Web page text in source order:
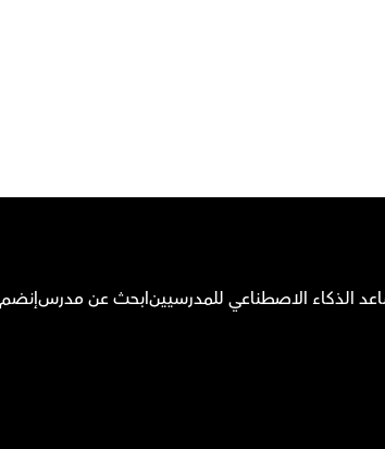
قم بتحميل
الذكاء الاصطناعي للمدرسيينابحث عن مدرس